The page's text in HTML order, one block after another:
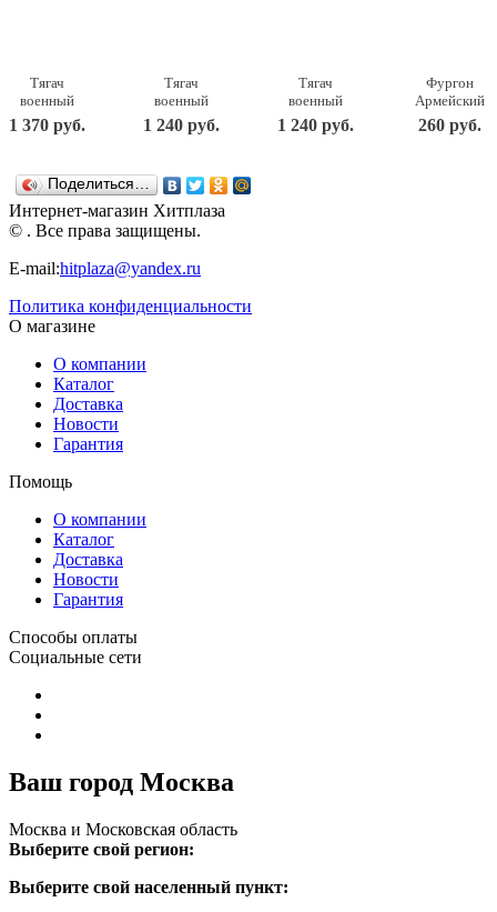
Тягач
военный
Щит с
вертолетом
см. Н-256
Нордпласт
1 370 руб.
Тягач
военный
Щит с
танком
см. Н-258
Нордпласт
1 240 руб.
Тягач
военный
Щит с
кунгом
1 240 руб.
Фургон
Армейский
238
260 руб.
Поделиться…
Интернет-магазин Хитплаза
© . Все права защищены.
E-mail:hitplaza@yandex.ru
Политика конфиденциальности
О магазине
О компании
Каталог
Доставка
Новости
Гарантия
Помощь
О компании
Каталог
Доставка
Новости
Гарантия
Способы оплаты
Социальные сети
Ваш город Москва
Москва и Московская область
Выберите свой регион:
Выберите свой населенный пункт: